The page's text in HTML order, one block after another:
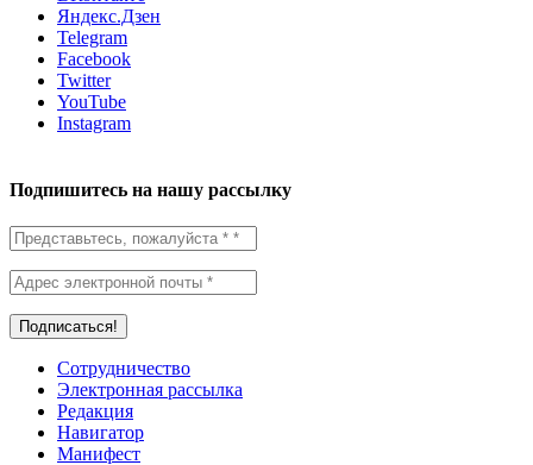
Яндекс.Дзен
Telegram
Facebook
Twitter
YouTube
Instagram
Подпишитесь на нашу рассылку
Сотрудничество
Электронная рассылка
Редакция
Навигатор
Манифест